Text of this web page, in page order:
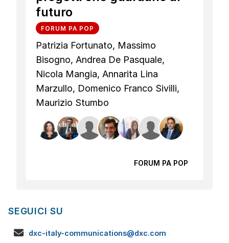
futuro
FORUM PA POP
Patrizia Fortunato, Massimo
Bisogno, Andrea De Pasquale,
Nicola Mangia, Annarita Lina
Marzullo, Domenico Franco Sivilli,
Maurizio Stumbo
FORUM PA POP
SEGUICI SU
dxc-italy-communications@dxc.com